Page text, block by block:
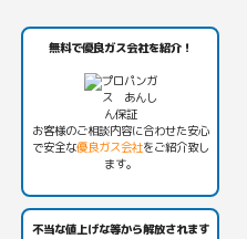
無料で優良ガス会社を紹介！
お客様のご相談内容に合わせた安心
で安全な優良ガス会社をご紹介致し
ます。
不当な値上げな等から解放されます